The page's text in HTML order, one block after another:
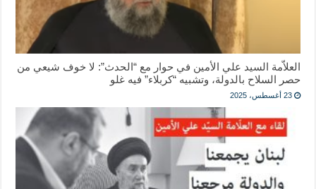
العلاّمة السيد علي الأمين في حوار مع “الحدث”: لا خوف شيعي من
حصر السلاح بالدولة، وتشبيه “كربلاء” فيه غلو
23 أغسطس، 2025